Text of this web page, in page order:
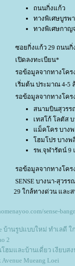
ถนนกิ่งแก้ว
ทางพิเศษบูรพ
ทางพิเศษกาญ
ซอยกิ่งแก้ว 29 ถนนกิ่
เปิดลงทะเบียน*
รอข้อมูลจากทางโคร
เริ่มต้น ประมาณ 4-5
รอข้อมูลจากทางโคร
สนามบินสุวร
เทสโก้ โลตัส
ม็คโคร บางพ
ฮมโปร บางพ
รพ.จุฬารัตน์ 9
รอข้อมูลจากทางโคร
SENSE บางนา-สุวร
29 ใกล้ทางด่วน และ
sense-
บ้านรูปแบบใหม่ ทำเลดี ใ
2
ฮมและบ้านเดี่ยว เงียบส
Mueang Loei